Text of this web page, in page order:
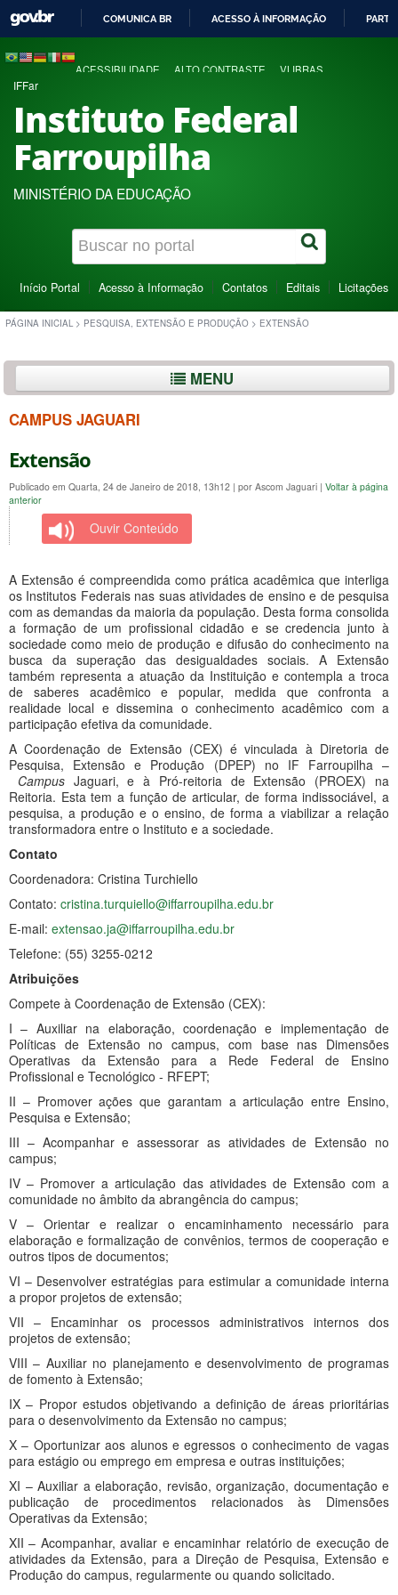
COMUNICA BR ACESSO À INFORMAÇÃO
ACESSIBILIDADE ALTO CONTRASTE VLIBRAS
IFFar
Instituto Federal
Farroupilha
MINISTÉRIO DA EDUCAÇÃO
Início Portal Acesso à Informação Contatos Editais Licitações
PÁGINA INICIAL > PESQUISA, EXTENSÃO E PRODUÇÃO > EXTENSÃO
MENU
CAMPUS JAGUARI
Extensão
Publicado em Quarta, 24 de Janeiro de 2018, 13h12 | por Ascom Jaguari | Voltar à página
anterior
Ouvir Conteúdo
A Extensão é compreendida como prática acadêmica que interliga
os Institutos Federais nas suas atividades de ensino e de pesquisa
com as demandas da maioria da população. Desta forma consolida
a formação de um profissional cidadão e se credencia junto à
sociedade como meio de produção e difusão do conhecimento na
busca da superação das desigualdades sociais. A Extensão
também representa a atuação da Instituição e contempla a troca
de saberes acadêmico e popular, medida que confronta a
realidade local e dissemina o conhecimento acadêmico com a
participação efetiva da comunidade.
A Coordenação de Extensão (CEX) é vinculada à Diretoria de
Pesquisa, Extensão e Produção (DPEP) no IF Farroupilha –
CampusJaguari, e à Pró-reitoria de Extensão (PROEX) na
Reitoria. Esta tem a função de articular, de forma indissociável, a
pesquisa, a produção e o ensino, de forma a viabilizar a relação
transformadora entre o Instituto e a sociedade.
Contato
Coordenadora: Cristina Turchiello
Contato: cristina.turquiello@iffarroupilha.edu.br
E-mail: extensao.ja@iffarroupilha.edu.br
Telefone: (55) 3255-0212
Atribuições
Compete à Coordenação de Extensão (CEX):
I – Auxiliar na elaboração, coordenação e implementação de
Políticas de Extensão no campus, com base nas Dimensões
Operativas da Extensão para a Rede Federal de Ensino
Profissional e Tecnológico - RFEPT;
II – Promover ações que garantam a articulação entre Ensino,
Pesquisa e Extensão;
III – Acompanhar e assessorar as atividades de Extensão no
campus;
IV – Promover a articulação das atividades de Extensão com a
comunidade no âmbito da abrangência do campus;
V – Orientar e realizar o encaminhamento necessário para
elaboração e formalização de convênios, termos de cooperação e
outros tipos de documentos;
VI – Desenvolver estratégias para estimular a comunidade interna
a propor projetos de extensão;
VII – Encaminhar os processos administrativos internos dos
projetos de extensão;
VIII – Auxiliar no planejamento e desenvolvimento de programas
de fomento à Extensão;
IX – Propor estudos objetivando a definição de áreas prioritárias
para o desenvolvimento da Extensão no campus;
X – Oportunizar aos alunos e egressos o conhecimento de vagas
para estágio ou emprego em empresa e outras instituições;
XI – Auxiliar a elaboração, revisão, organização, documentação e
publicação de procedimentos relacionados às Dimensões
Operativas da Extensão;
XII – Acompanhar, avaliar e encaminhar relatório de execução de
atividades da Extensão, para a Direção de Pesquisa, Extensão e
Produção do campus, regularmente ou quando solicitado.